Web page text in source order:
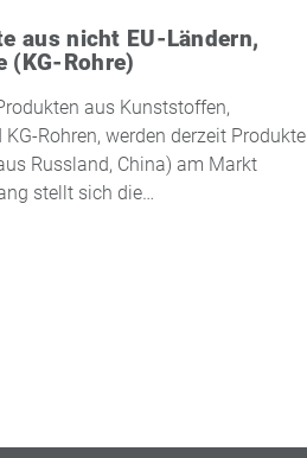
aus nicht EU-Ländern,
(KG-Rohre)
aus Kunststoffen,
Rohren, werden derzeit Produkte
Russland, China) am Markt
stellt sich die…